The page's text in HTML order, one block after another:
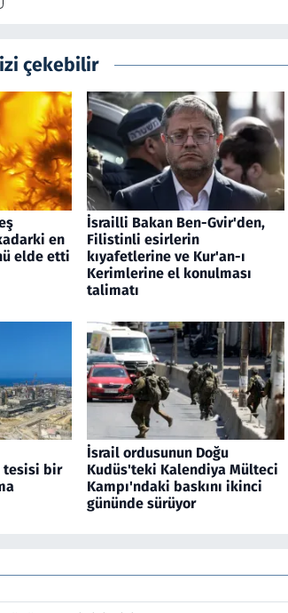
çekebilir
en
elde etti
İsrailli Bakan Ben-Gvir'den,
Filistinli esirlerin
kıyafetlerine ve Kur'an-ı
Kerimlerine el konulması
talimatı
tesisi bir
İsrail ordusunun Doğu
Kudüs'teki Kalendiya Mülteci
Kampı'ndaki baskını ikinci
gününde sürüyor